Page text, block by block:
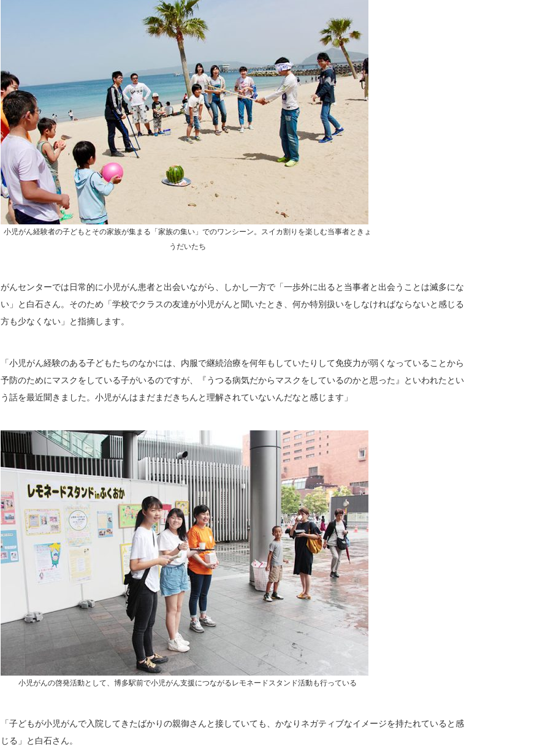
小児がん経験者の子どもとその家族が集まる「家族の集い」でのワンシーン。スイカ割りを楽しむ当事者ときょ
うだいたち
がんセンターでは日常的に小児がん患者と出会いながら、しかし一方で「一歩外に出ると当事者と出会うことは滅多にな
い」と白石さん。そのため「学校でクラスの友達が小児がんと聞いたとき、何か特別扱いをしなければならないと感じる
方も少なくない」と指摘します。
「小児がん経験のある子どもたちのなかには、内服で継続治療を何年もしていたりして免疫力が弱くなっていることから
予防のためにマスクをしている子がいるのですが、『うつる病気だからマスクをしているのかと思った』といわれたとい
う話を最近聞きました。小児がんはまだまだきちんと理解されていないんだなと感じます」
小児がんの啓発活動として、博多駅前で小児がん支援につながるレモネードスタンド活動も行っている
「子どもが小児がんで入院してきたばかりの親御さんと接していても、かなりネガティブなイメージを持たれていると感
じる」と白石さん。